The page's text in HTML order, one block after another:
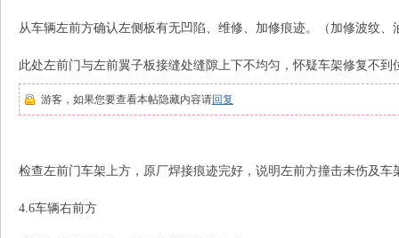
从车辆左前方确认左侧板有无凹陷、维修、加修痕迹。（加修波纹、
此处左前门与左前翼子板接缝处缝隙上下不均匀，怀疑车架修复不到
游客，如果您要查看本帖隐藏内容请回复
检查左前门车架上方，原厂焊接痕迹完好，说明左前方撞击未伤及车
4.6车辆右前方